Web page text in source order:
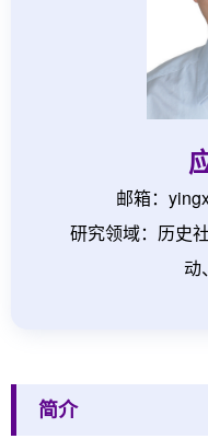
邮箱：
研究领域：历史
动
简介